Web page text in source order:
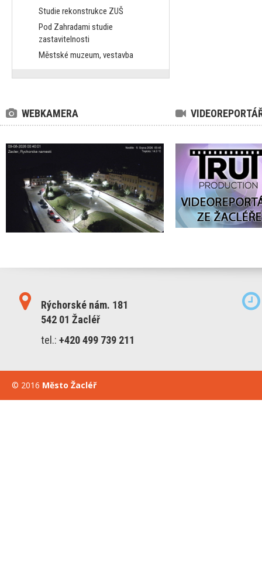
Studie rekonstrukce ZUŠ
Pod Zahradami studie
zastavitelnosti
Městské muzeum, vestavba
WEBKAMERA
Rýchorské nám. 181
542 01 Žacléř
tel.:+420 499 739 211
© 2016 Město Žacléř